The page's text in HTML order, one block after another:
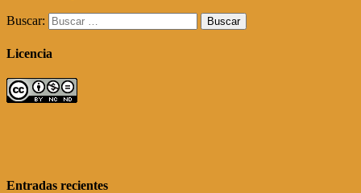
Buscar:
Licencia
Entradas recientes